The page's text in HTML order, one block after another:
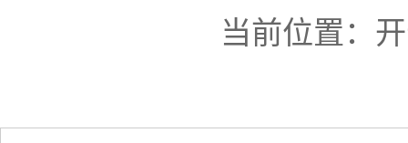
当前位置：